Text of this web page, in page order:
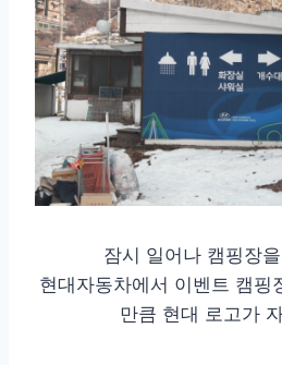
잠시 일어나 캠핑장
현대자동차에서 이벤트 캠핑
만큼 현대 로고가